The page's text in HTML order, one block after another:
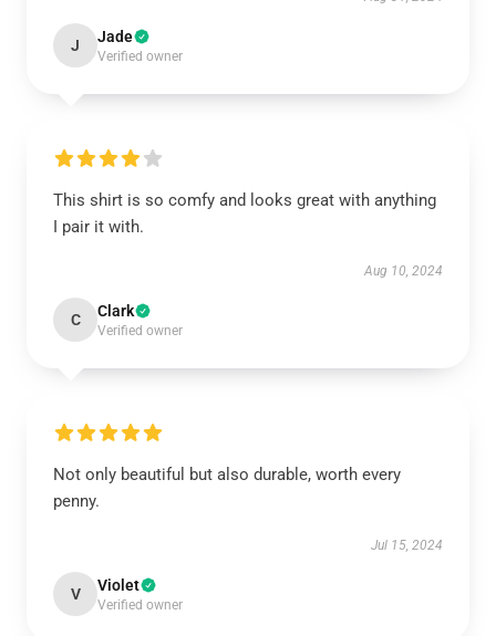
J Jade
Verified owner
This shirt is so comfy and looks great with anything
I pair it with.
Aug 10, 2024
C Clark
Verified owner
Not only beautiful but also durable, worth every
penny.
Jul 15, 2024
V Violet
Verified owner